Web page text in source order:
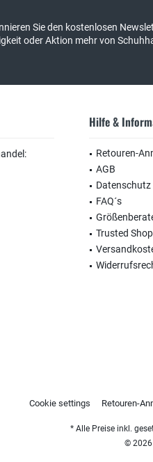
Sie den kostenlosen
oder Aktion mehr von
Hilfe &
Retouren-
AGB
Datenschutz
FAQ´s
Trusted
Cookie settings Retouren-
* Alle Preise inkl.
© 2026